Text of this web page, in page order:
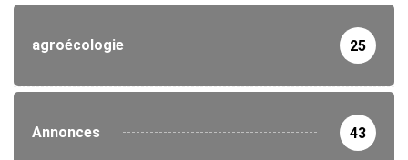
agroécologie 25
Annonces 43